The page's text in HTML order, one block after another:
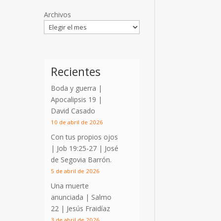
Archivos
Recientes
Boda y guerra |
Apocalipsis 19 |
David Casado
10 de abril de 2026
Con tus propios ojos
| Job 19:25-27 | José
de Segovia Barrón.
5 de abril de 2026
Una muerte
anunciada | Salmo
22 | Jesús Fraidíaz